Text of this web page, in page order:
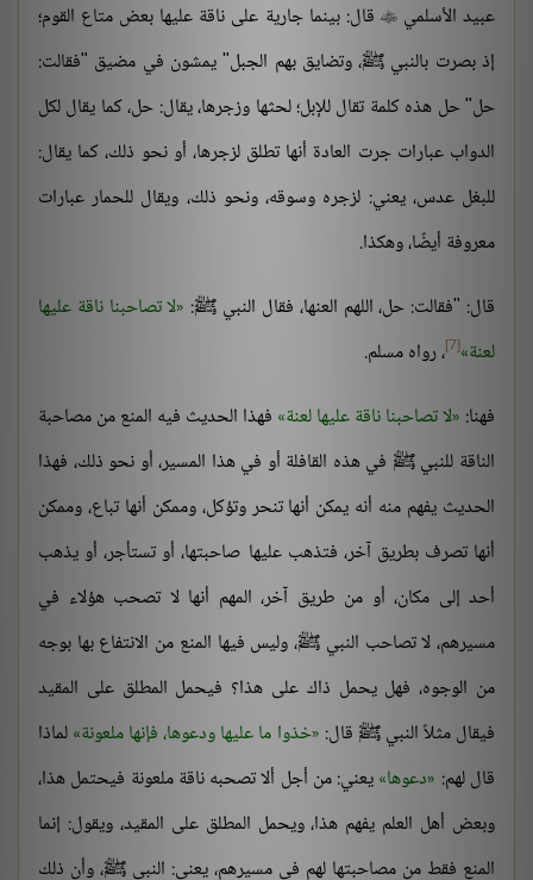
عبيد الأسلمي قال: بينما جارية على ناقة عليها بعض متاع القوم؛
إذ بصرت بالنبي ﷺ، وتضايق بهم الجبل" يمشون في مضيق "فقالت:
حل" حل هذه كلمة تقال للإبل؛ لحثها وزجرها، يقال: حل، كما يقال لكل
الدواب عبارات جرت العادة أنها تطلق لزجرها، أو نحو ذلك، كما يقال:
للبغل عدس، يعني: لزجره وسوقه، ونحو ذلك، ويقال للحمار عبارات
معروفة أيضًا، وهكذا.
قال: "فقالت: حل، اللهم العنها، فقال النبي ﷺ: لا تصاحبنا ناقة عليها
لعنة [7] ، رواه مسلم.
فهنا: لا تصاحبنا ناقة عليها لعنة فهذا الحديث فيه المنع من مصاحبة
الناقة للنبي ﷺ في هذه القافلة أو في هذا المسير، أو نحو ذلك، فهذا
الحديث يفهم منه أنه يمكن أنها تنحر وتؤكل، وممكن أنها تباع، وممكن
أنها تصرف بطريق آخر، فتذهب عليها صاحبتها، أو تستأجر، أو يذهب
أحد إلى مكان، أو من طريق آخر، المهم أنها لا تصحب هؤلاء في
مسيرهم، لا تصاحب النبي ﷺ، وليس فيها المنع من الانتفاع بها بوجه
من الوجوه، فهل يحمل ذاك على هذا؟ فيحمل المطلق على المقيد
فيقال مثلاً النبي ﷺ قال: خذوا ما عليها ودعوها، فإنها ملعونة لماذا
قال لهم: دعوها يعني: من أجل ألا تصحبه ناقة ملعونة فيحتمل هذا،
وبعض أهل العلم يفهم هذا، ويحمل المطلق على المقيد، ويقول: إنما
المنع فقط من مصاحبتها لهم في مسيرهم، يعني: النبي ﷺ، وأن ذلك